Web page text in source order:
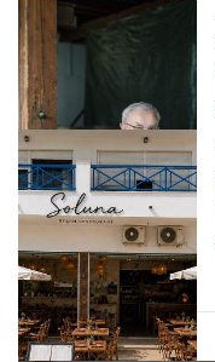
TÁMOGATÓI
Családi
vállalkozások